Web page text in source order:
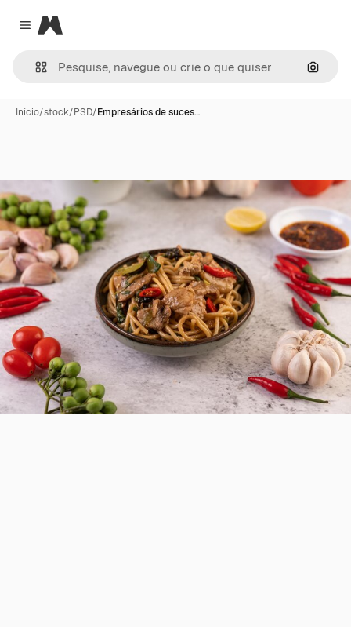
Close menu
Magnific
Início/stock/PSD/Empresários de suces…